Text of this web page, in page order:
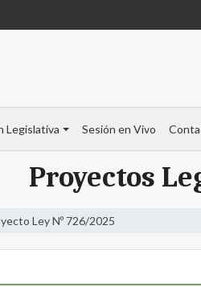
Legislativa Sesión en Vivo
Proyectos
Ley Nº 726/2025